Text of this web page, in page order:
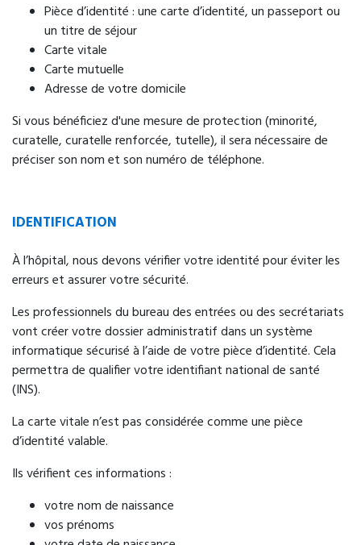
Pièce d’identité : une carte d’identité, un passeport ou
un titre de séjour
Carte vitale
Carte mutuelle
Adresse de votre domicile
Si vous bénéficiez d'une mesure de protection (minorité,
curatelle, curatelle renforcée, tutelle), il sera nécessaire de
préciser son nom et son numéro de téléphone.
IDENTIFICATION
À l’hôpital, nous devons vérifier votre identité pour éviter les
erreurs et assurer votre sécurité.
Les professionnels du bureau des entrées ou des secrétariats
vont créer votre dossier administratif dans un système
informatique sécurisé à l’aide de votre pièce d’identité. Cela
permettra de qualifier votre identifiant national de santé
(INS).
La carte vitale n’est pas considérée comme une pièce
d’identité valable.
Ils vérifient ces informations :
votre nom de naissance
vos prénoms